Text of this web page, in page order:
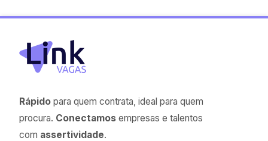
Rápidopara quem contrata, ideal para quem
procura. Conectamosempresas e talentos
com assertividade.